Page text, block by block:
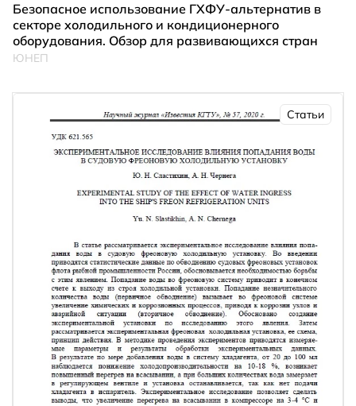
Безопасное использование ГХФУ-альтернатив в
секторе холодильного и кондиционерного
оборудования. Обзор для развивающихся стран
ЮНЕП
Статьи